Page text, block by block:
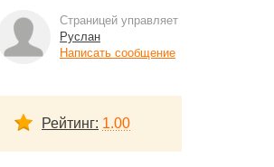
Страницей управляет
Руслан
Написать сообщение
Рейтинг: 1.00